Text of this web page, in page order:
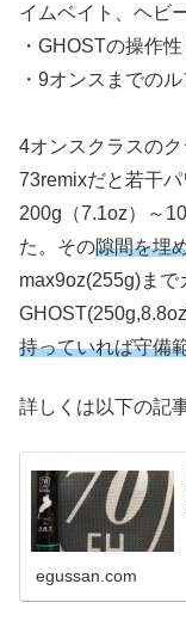
イムベイト、ヘビ
・GHOSTの操作
・9オンスまでの
4オンスクラスの
73remixだと若干
200g（7.1oz）～
た。その隙間を埋
max9oz(255g)まで
持っていれば守備
詳しくは以下の記
egussan.com